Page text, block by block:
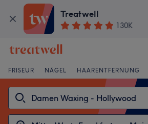
Treatwell
130K
FRISEUR NÄGEL HAARENTFERNUNG